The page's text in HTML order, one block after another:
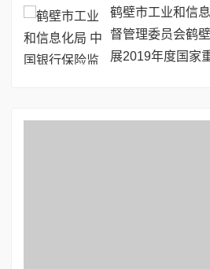
鹤壁市工业和信
督管理委员会鹤
展2019年度国家